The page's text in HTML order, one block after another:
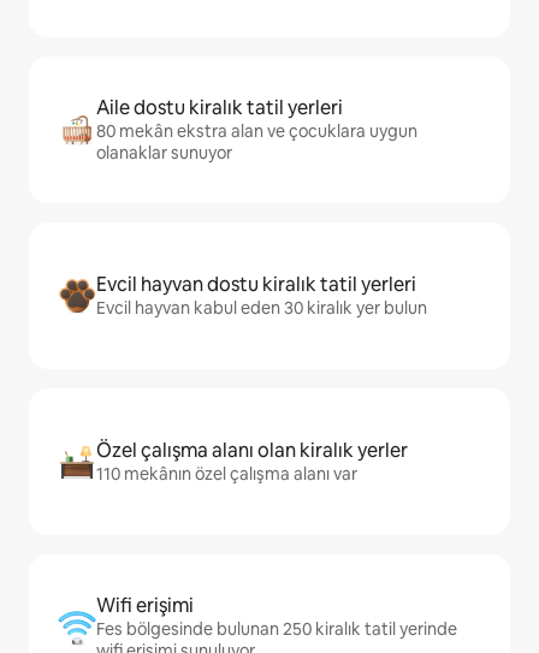
Aile dostu kiralık tatil yerleri
80 mekân ekstra alan ve çocuklara uygun
olanaklar sunuyor
Evcil hayvan dostu kiralık tatil yerleri
Evcil hayvan kabul eden 30 kiralık yer bulun
Özel çalışma alanı olan kiralık yerler
110 mekânın özel çalışma alanı var
Wifi erişimi
Fes bölgesinde bulunan 250 kiralık tatil yerinde